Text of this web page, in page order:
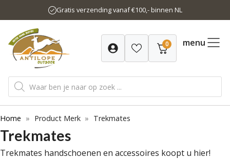
naar
inhoud
Gratis verzending vanaf €100,- binnen NL
0 menu
Producten
zoeken
Home » Product Merk » Trekmates
Trekmates
Trekmates handschoenen en accessoires koopt u hier!